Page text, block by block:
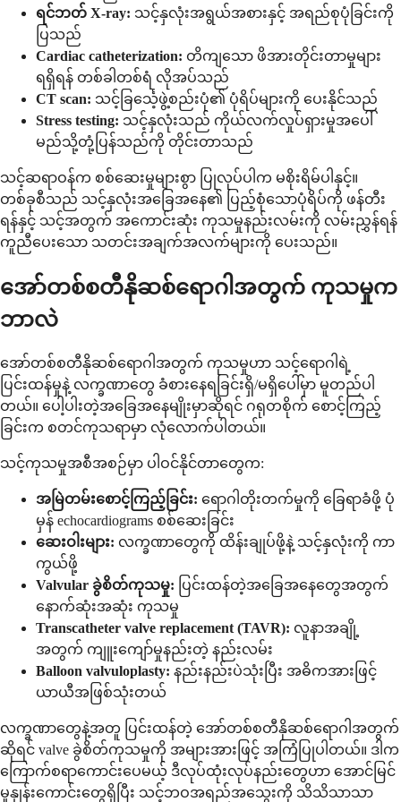
ရင်ဘတ် X-ray: သင့်နှလုံးအရွယ်အစားနှင့် အရည်စုပုံခြင်းကို
ပြသည်
Cardiac catheterization: တိကျသော ဖိအားတိုင်းတာမှုများ
ရရှိရန် တစ်ခါတစ်ရံ လိုအပ်သည်
CT scan: သင့်ခြင်္သေ့ဖွဲ့စည်းပုံ၏ ပုံရိပ်များကို ပေးနိုင်သည်
Stress testing: သင့်နှလုံးသည် ကိုယ်လက်လှုပ်ရှားမှုအပေါ်
မည်သို့တုံ့ပြန်သည်ကို တိုင်းတာသည်
သင့်ဆရာဝန်က စစ်ဆေးမှုများစွာ ပြုလုပ်ပါက မစိုးရိမ်ပါနှင့်။
တစ်ခုစီသည် သင့်နှလုံးအခြေအနေ၏ ပြည့်စုံသောပုံရိပ်ကို ဖန်တီး
ရန်နှင့် သင့်အတွက် အကောင်းဆုံး ကုသမှုနည်းလမ်းကို လမ်းညွှန်ရန်
ကူညီပေးသော သတင်းအချက်အလက်များကို ပေးသည်။
အော်တစ်စတီနိုဆစ်ရောဂါအတွက် ကုသမှုက
ဘာလဲ
အော်တစ်စတီနိုဆစ်ရောဂါအတွက် ကုသမှုဟာ သင့်ရောဂါရဲ့
ပြင်းထန်မှုနဲ့ လက္ခဏာတွေ ခံစားနေရခြင်းရှိ/မရှိပေါ်မှာ မူတည်ပါ
တယ်။ ပေါ့ပါးတဲ့အခြေအနေမျိုးမှာဆိုရင် ဂရုတစိုက် စောင့်ကြည့်
ခြင်းက စတင်ကုသရာမှာ လုံလောက်ပါတယ်။
သင့်ကုသမှုအစီအစဉ်မှာ ပါဝင်နိုင်တာတွေက:
အမြဲတမ်းစောင့်ကြည့်ခြင်း: ရောဂါတိုးတက်မှုကို ခြေရာခံဖို့ ပုံ
မှန် echocardiograms စစ်ဆေးခြင်း
ဆေးဝါးများ: လက္ခဏာတွေကို ထိန်းချုပ်ဖို့နဲ့ သင့်နှလုံးကို ကာ
ကွယ်ဖို့
Valvular ခွဲစိတ်ကုသမှု: ပြင်းထန်တဲ့အခြေအနေတွေအတွက်
နောက်ဆုံးအဆုံး ကုသမှု
Transcatheter valve replacement (TAVR): လူနာအချို့
အတွက် ကျူးကျော်မှုနည်းတဲ့ နည်းလမ်း
Balloon valvuloplasty: နည်းနည်းပဲသုံးပြီး အဓိကအားဖြင့်
ယာယီအဖြစ်သုံးတယ်
လက္ခဏာတွေနဲ့အတူ ပြင်းထန်တဲ့ အော်တစ်စတီနိုဆစ်ရောဂါအတွက်
ဆိုရင် valve ခွဲစိတ်ကုသမှုကို အများအားဖြင့် အကြံပြုပါတယ်။ ဒါက
ကြောက်စရာကောင်းပေမယ့် ဒီလုပ်ထုံးလုပ်နည်းတွေဟာ အောင်မြင်
မှုနှုန်းကောင်းတွေရှိပြီး သင့်ဘဝအရည်အသွေးကို သိသိသာသာ